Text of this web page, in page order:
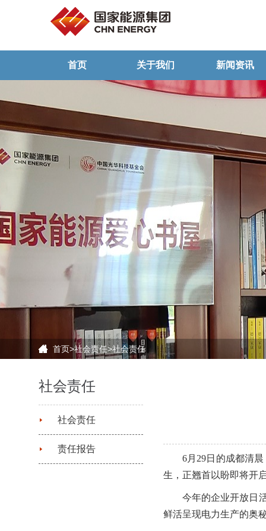
首页 关于我们 新闻资讯
首页>社会责任>社会责任
社会责任
社会责任
责任报告
6月29日的成都清
生，正翘首以盼即将开
今年的企业开放日
鲜活呈现电力生产的奥